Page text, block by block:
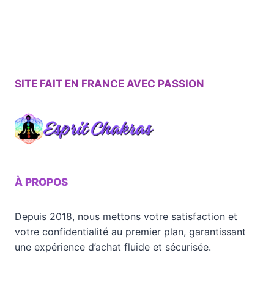
SITE FAIT EN FRANCE AVEC PASSION
À PROPOS
Depuis 2018, nous mettons votre satisfaction et
votre confidentialité au premier plan, garantissant
une expérience d’achat fluide et sécurisée.